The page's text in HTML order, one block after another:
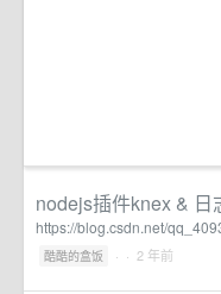
nodejs插件knex &
https://blog.csdn.net/
酷酷的盒饭 · · 2 年前